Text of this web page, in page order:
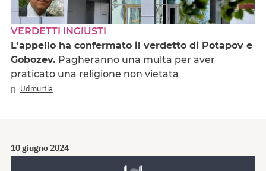
VERDETTI INGIUSTI
L'appello ha confermato il verdetto di Potapov e
Gobozev. Pagheranno una multa per aver
praticato una religione non vietata
Udmurtia
10 giugno 2024